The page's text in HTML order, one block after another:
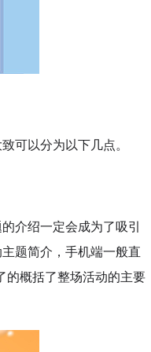
以分为以下几点。
介绍一定会成为了吸引
题简介，手机端一般直
的概括了整场活动的主要